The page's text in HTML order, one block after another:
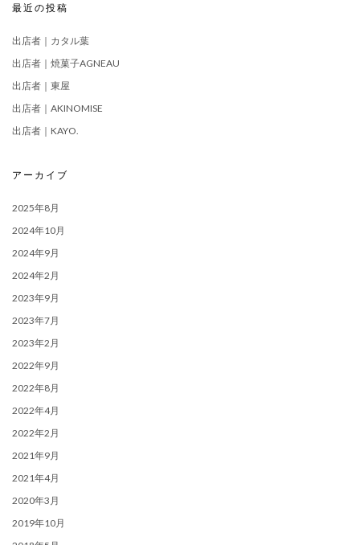
最近の投稿
出店者｜カタル葉
出店者｜焼菓子AGNEAU
出店者｜東屋
出店者｜AKINOMISE
出店者｜KAYO.
アーカイブ
2025年8月
2024年10月
2024年9月
2024年2月
2023年9月
2023年7月
2023年2月
2022年9月
2022年8月
2022年4月
2022年2月
2021年9月
2021年4月
2020年3月
2019年10月